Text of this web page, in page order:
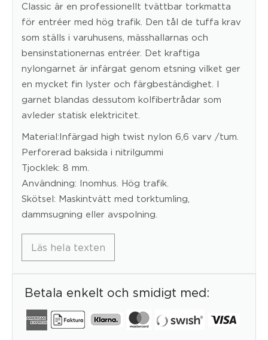
Classic är en professionellt tvättbar torkmatta
för entréer med hög trafik. Den tål de tuffa krav
som ställs i varuhusens, mässhallarnas och
bensinstationernas entréer. Det kraftiga
nylongarnet är infärgat genom etsning vilket ger
en mycket fin lyster och färgbeständighet. I
garnet blandas dessutom kolfibertrådar som
avleder statisk elektricitet.
Material:Infärgad high twist nylon 6,6 varv /tum.
Perforerad baksida i nitrilgummi
Tjocklek: 8 mm.
Användning: Inomhus. Hög trafik.
Skötsel: Maskintvätt med torktumling,
dammsugning eller avspolning.
Läs hela texten
Betala enkelt och smidigt med: